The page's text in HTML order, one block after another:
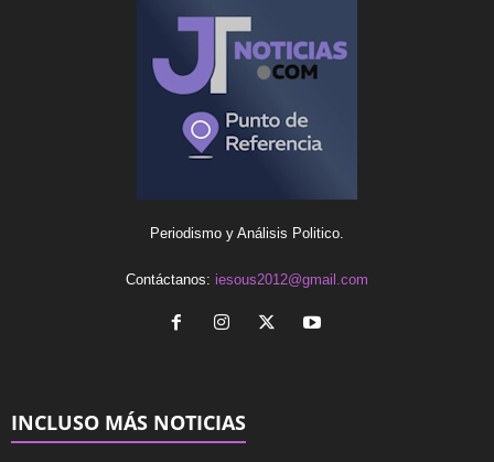
Periodismo y Análisis Politico.
Contáctanos: iesous2012@gmail.com
INCLUSO MÁS NOTICIAS